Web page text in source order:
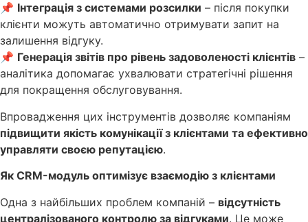
📌 Інтеграція з системами розсилки – після покупки
клієнти можуть автоматично отримувати запит на
залишення відгуку.
📌 Генерація звітів про рівень задоволеності клієнтів –
аналітика допомагає ухвалювати стратегічні рішення
для покращення обслуговування.
Впровадження цих інструментів дозволяє компаніям
підвищити якість комунікації з клієнтами та ефективно
управляти своєю репутацією.
Як CRM-модуль оптимізує взаємодію з клієнтами
Одна з найбільших проблем компаній – відсутність
централізованого контролю за відгуками. Це може